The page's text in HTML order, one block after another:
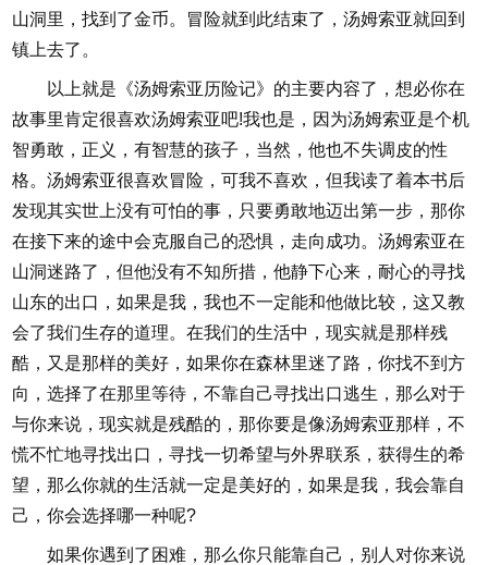
山洞里，找到了金币。冒险就到此结束了，汤姆索亚就回到
镇上去了。
以上就是《汤姆索亚历险记》的主要内容了，想必你在
故事里肯定很喜欢汤姆索亚吧!我也是，因为汤姆索亚是个机
智勇敢，正义，有智慧的孩子，当然，他也不失调皮的性
格。汤姆索亚很喜欢冒险，可我不喜欢，但我读了着本书后
发现其实世上没有可怕的事，只要勇敢地迈出第一步，那你
在接下来的途中会克服自己的恐惧，走向成功。汤姆索亚在
山洞迷路了，但他没有不知所措，他静下心来，耐心的寻找
山东的出口，如果是我，我也不一定能和他做比较，这又教
会了我们生存的道理。在我们的生活中，现实就是那样残
酷，又是那样的美好，如果你在森林里迷了路，你找不到方
向，选择了在那里等待，不靠自己寻找出口逃生，那么对于
与你来说，现实就是残酷的，那你要是像汤姆索亚那样，不
慌不忙地寻找出口，寻找一切希望与外界联系，获得生的希
望，那么你就的生活就一定是美好的，如果是我，我会靠自
己，你会选择哪一种呢?
如果你遇到了困难，那么你只能靠自己，别人对你来说